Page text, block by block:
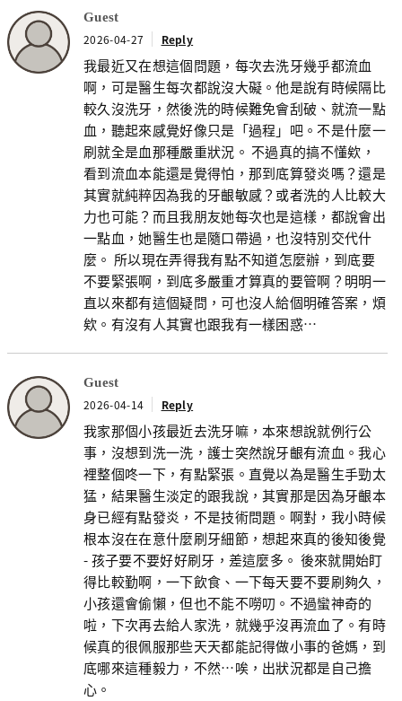
Guest
2026-04-27 Reply
我最近又在想這個問題，每次去洗牙幾乎都流血
啊，可是醫生每次都說沒大礙。他是說有時候隔比
較久沒洗牙，然後洗的時候難免會刮破、就流一點
血，聽起來感覺好像只是「過程」吧。不是什麼一
刷就全是血那種嚴重狀況。 不過真的搞不懂欸，
看到流血本能還是覺得怕，那到底算發炎嗎？還是
其實就純粹因為我的牙齦敏感？或者洗的人比較大
力也可能？而且我朋友她每次也是這樣，都說會出
一點血，她醫生也是隨口帶過，也沒特別交代什
麼。 所以現在弄得我有點不知道怎麼辦，到底要
不要緊張啊，到底多嚴重才算真的要管啊？明明一
直以來都有這個疑問，可也沒人給個明確答案，煩
欸。有沒有人其實也跟我有一樣困惑…
Guest
2026-04-14 Reply
我家那個小孩最近去洗牙嘛，本來想說就例行公
事，沒想到洗一洗，護士突然說牙齦有流血。我心
裡整個咚一下，有點緊張。直覺以為是醫生手勁太
猛，結果醫生淡定的跟我說，其實那是因為牙齦本
身已經有點發炎，不是技術問題。啊對，我小時候
根本沒在在意什麼刷牙細節，想起來真的後知後覺
- 孩子要不要好好刷牙，差這麼多。 後來就開始盯
得比較勤啊，一下飲食、一下每天要不要刷夠久，
小孩還會偷懶，但也不能不嘮叨。不過蠻神奇的
啦，下次再去給人家洗，就幾乎沒再流血了。有時
候真的很佩服那些天天都能記得做小事的爸媽，到
底哪來這種毅力，不然…唉，出狀況都是自己擔
心。